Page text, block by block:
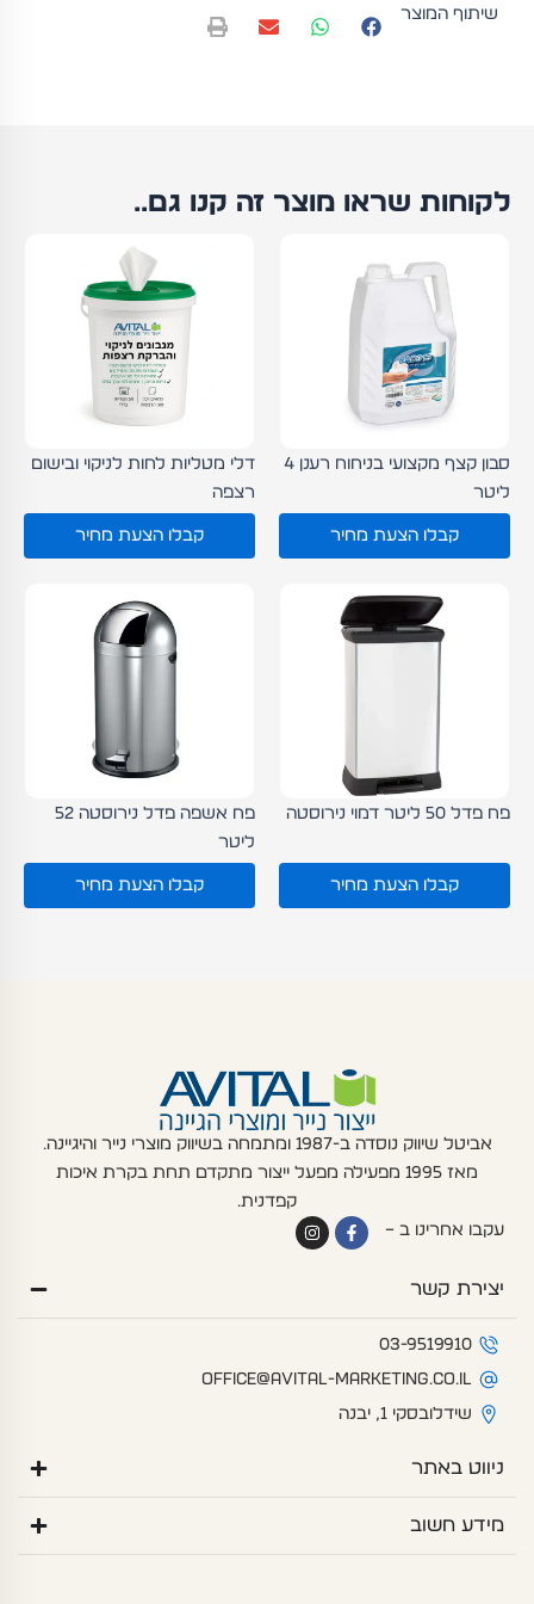
תעשייתי
שיתוף המוצר
לקוחות שראו מוצר זה קנו גם..
סבון קצף מקצועי בניחוח רענן 4
ליטר
קבלו הצעת מחיר
דלי מטליות לחות לניקוי ובישום
רצפה
קבלו הצעת מחיר
פח פדל 50 ליטר דמוי נירוסטה
קבלו הצעת מחיר
פח אשפה פדל נירוסטה 52
ליטר
קבלו הצעת מחיר
אביטל שיווק נוסדה ב-1987 ומתמחה בשיווק מוצרי נייר והיגיינה.
מאז 1995 מפעילה מפעל ייצור מתקדם תחת בקרת איכות
קפדנית.
עקבו אחרינו ב –
F
a
f
I
n
יצירת קשר
03-9519910
office@avital-marketing.co.il
שידלובסקי 1, יבנה
ניווט באתר
מידע חשוב